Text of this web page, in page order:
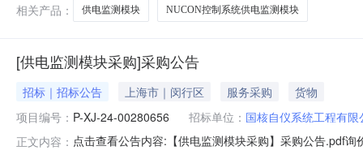
相关产品：
供电监测模块 NUCON控制系统供电监测模块
[供电监测模块采购]采购公告
招标｜招标公告 上海市｜闵行区 服务采购
货物
项目编号： P-XJ-24-00280656 招标单位： 国核自仪系统工程有限
正文内容： 点击查看公告内容:【供电监测模块采购】采购公告.pdf